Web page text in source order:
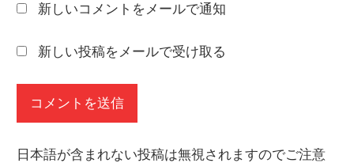
新しいコメントをメールで通知
新しい投稿をメールで受け取る
日本語が含まれない投稿は無視されますのでご注意